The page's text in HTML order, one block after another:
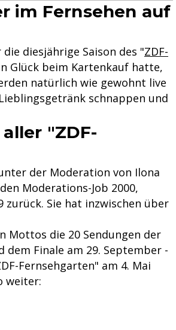
im Fernsehen auf
diesjährige Saison des "ZDF-
Glück beim Kartenkauf hatte,
natürlich wie gewohnt live
schnappen und
"ZDF-
der Moderation von Ilona
Moderations-Job 2000,
zurück. Sie hat inzwischen über
Mottos die 20 Sendungen der
dem Finale am 29. September -
Fernsehgarten" am 4. Mai
weiter: